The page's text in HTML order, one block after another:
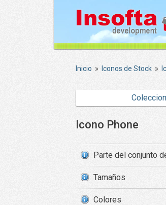
Inicio » Iconos de Stock »
Icono Phone
Parte del conjunto
Tamaños
Colores